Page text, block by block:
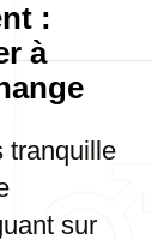
:
à
tranquille
sur